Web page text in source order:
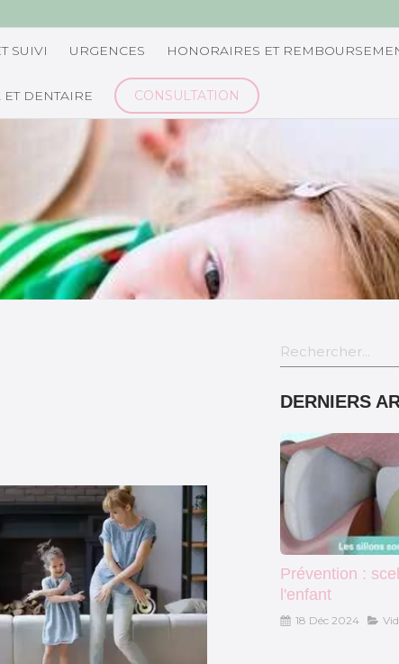
SUIVI URGENCES HONORAIRES ET
DENTAIRE CONSULTATION
Rechercher
DERNIERS
Prévention :
l'enfant
18 Déc 2024